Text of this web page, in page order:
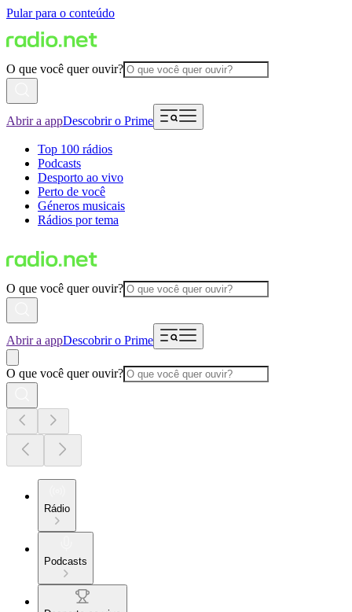
Pular para o conteúdo
O que você quer ouvir?
Abrir a appDescobrir o Prime
Top 100 rádios
Podcasts
Desporto ao vivo
Perto de você
Géneros musicais
Rádios por tema
O que você quer ouvir?
Abrir a appDescobrir o Prime
O que você quer ouvir?
Rádio
Podcasts